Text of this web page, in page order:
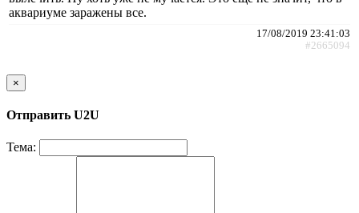
аквариуме заражены все.
17/08/2019 23:41:03
#2665094
×
Отправить U2U
Тема: